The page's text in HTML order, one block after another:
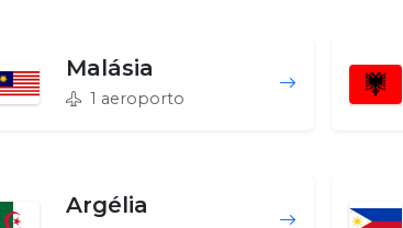
Malásia
1 aeroporto
Argélia